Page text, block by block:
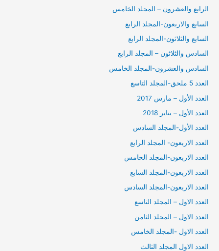
الرابع والعشرون – المجلد الخامس
السابع والاربعون-المجلد الرابع
السابع والثلاثون-المجلد الرابع
السادس والثلاثون – المجلد الرابع
السادس والعشرون-المجلد الخامس
العدد 5 ملحق-المجلد التاسع
العدد الأول – مارس 2017
العدد الأول – يناير 2018
العدد الأول-المجلد السادس
العدد الاربعون- المجلد الرابع
العدد الاربعون-المجلد الخامس
العدد الاربعون-المجلد السابع
العدد الاربعون-المجلد السادس
العدد الاول – المجلد التاسع
العدد الاول – المجلد الثامن
العدد الاول -المجلد الخامس
العدد الاول المجلد الثالث